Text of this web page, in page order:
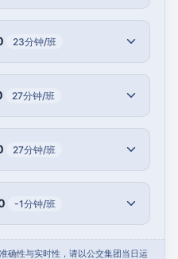
23分钟/班
27分钟/班
27分钟/班
-1分钟/班
确性与实时性，请以公交集团当日运